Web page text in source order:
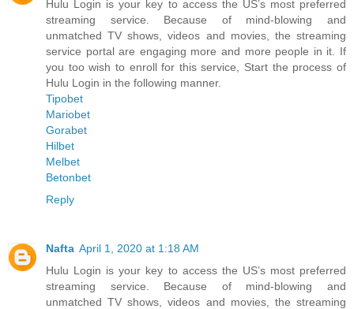
Hulu Login is your key to access the US’s most preferred
streaming service. Because of mind-blowing and
unmatched TV shows, videos and movies, the streaming
service portal are engaging more and more people in it. If
you too wish to enroll for this service, Start the process of
Hulu Login in the following manner.
Tipobet
Mariobet
Gorabet
Hilbet
Melbet
Betonbet
Reply
Nafta April 1, 2020 at 1:18 AM
Hulu Login is your key to access the US’s most preferred
streaming service. Because of mind-blowing and
unmatched TV shows, videos and movies, the streaming